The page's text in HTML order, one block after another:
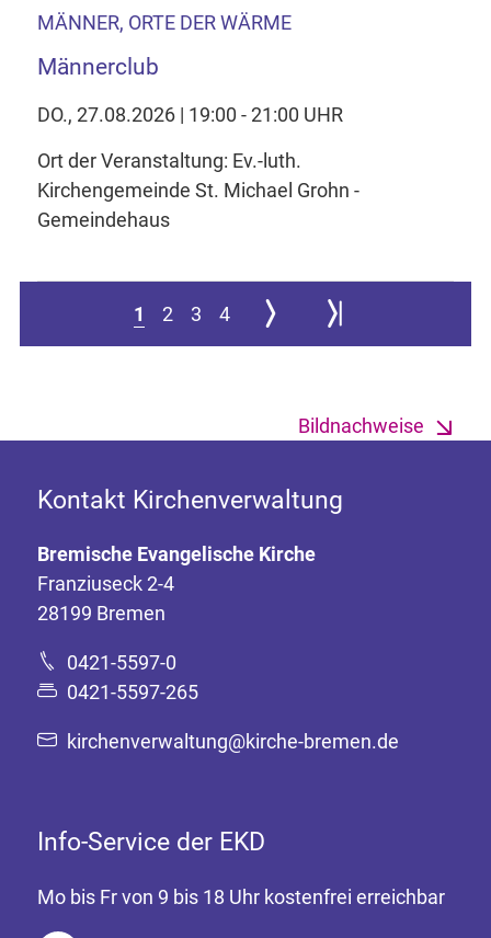
MÄNNER, ORTE DER WÄRME
Männerclub
DO., 27.08.2026 | 19:00 - 21:00 UHR
Ort der Veranstaltung: Ev.-luth.
Kirchengemeinde St. Michael Grohn -
Gemeindehaus
1 2 3 4 Zur nächsten SeiteZur letzten Seite
Bildnachweise
Kontakt Kirchenverwaltung
Bremische Evangelische Kirche
Franziuseck 2-4
28199 Bremen
0421-5597-0
0421-5597-265
kirchenverwaltung@kirche-bremen.de
Info-Service der EKD
Mo bis Fr von 9 bis 18 Uhr kostenfrei erreichbar